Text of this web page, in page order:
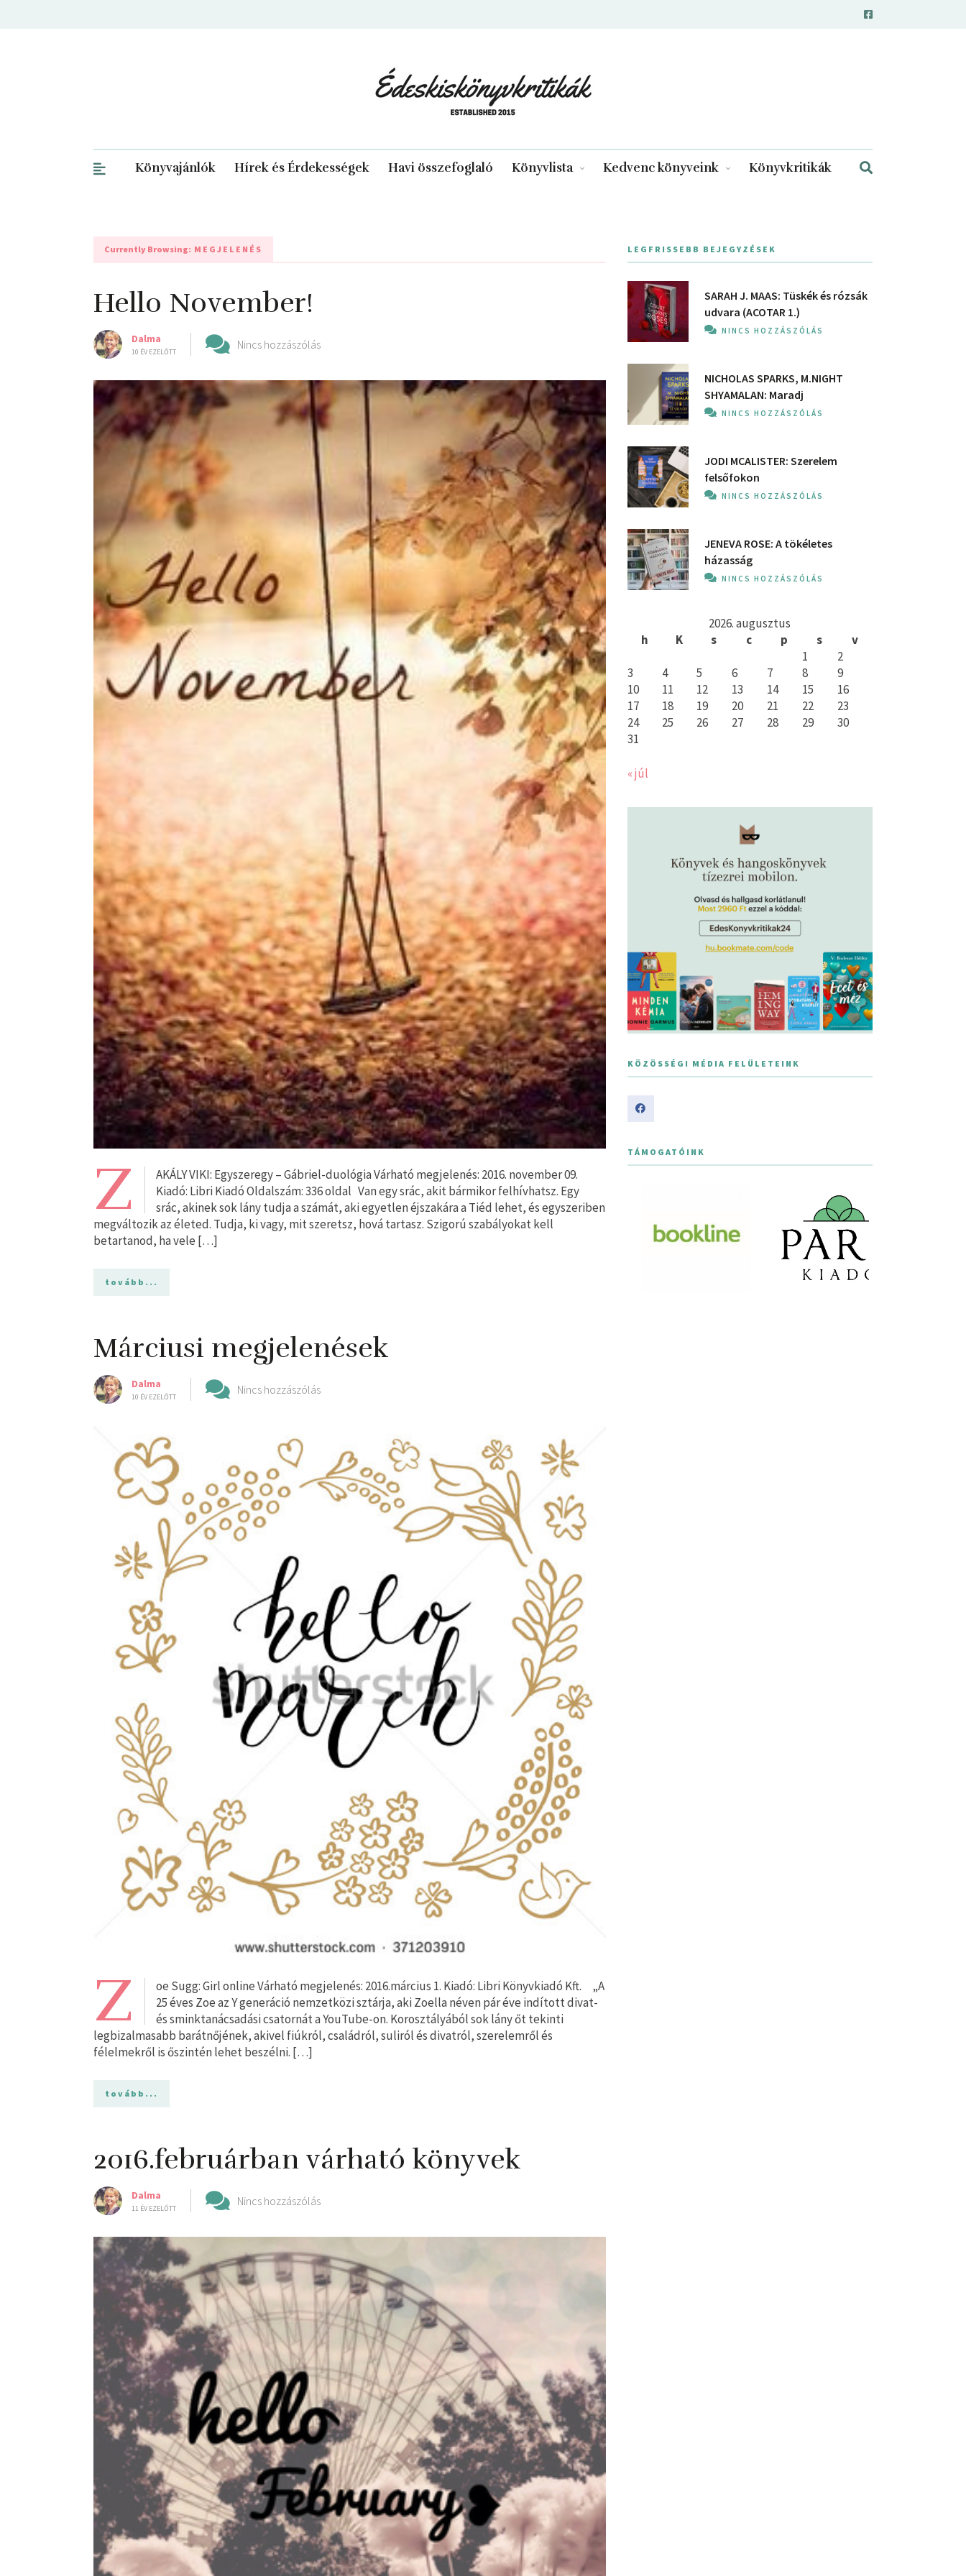
Könyvajánlók Hírek és Érdekességek Havi összefoglaló Könyvlista Kedvenc könyveink Könyvkritikák
Currently Browsing: MEGJELENÉS
Hello November!
Dalma
10 ÉV EZELŐTT
Nincs hozzászólás
Z
AKÁLY VIKI: Egyszeregy – Gábriel-duológia Várható megjelenés: 2016. november 09.
Kiadó: Libri Kiadó Oldalszám: 336 oldal Van egy srác, akit bármikor felhívhatsz. Egy
srác, akinek sok lány tudja a számát, aki egyetlen éjszakára a Tiéd lehet, és egyszeriben
megváltozik az életed. Tudja, ki vagy, mit szeretsz, hová tartasz. Szigorú szabályokat kell
betartanod, ha vele […]
tovább...
Márciusi megjelenések
Dalma
10 ÉV EZELŐTT
Nincs hozzászólás
Z
oe Sugg: Girl online Várható megjelenés: 2016.március 1. Kiadó: Libri Könyvkiadó Kft. „A
25 éves Zoe az Y generáció nemzetközi sztárja, aki Zoella néven pár éve indított divat-
és sminktanácsadási csatornát a YouTube-on. Korosztályából sok lány őt tekinti
legbizalmasabb barátnőjének, akivel fiúkról, családról, suliról és divatról, szerelemről és
félelmekről is őszintén lehet beszélni. […]
tovább...
2016.februárban várható könyvek
Dalma
11 ÉV EZELŐTT
Nincs hozzászólás
LEGFRISSEBB BEJEGYZÉSEK
SARAH J. MAAS: Tüskék és rózsák
udvara (ACOTAR 1.)
NINCS HOZZÁSZÓLÁS
NICHOLAS SPARKS, M.NIGHT
SHYAMALAN: Maradj
NINCS HOZZÁSZÓLÁS
JODI MCALISTER: Szerelem
felsőfokon
NINCS HOZZÁSZÓLÁS
JENEVA ROSE: A ​tökéletes
házasság
NINCS HOZZÁSZÓLÁS
2026. augusztus
h
K s c p s
v
1
2
3
4 5 6 7 8
9
10
11 12 13 14 15
16
17
18 19 20 21 22
23
24
25 26 27 28 29
30
31
« júl
KÖZÖSSÉGI MÉDIA FELÜLETEINK
TÁMOGATÓINK